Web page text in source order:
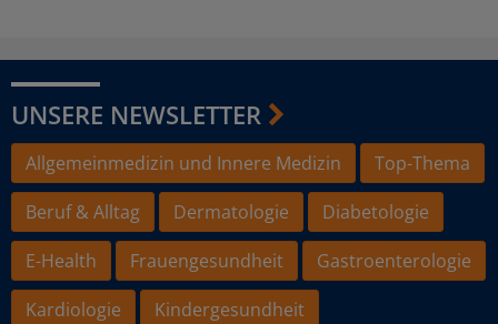
UNSERE NEWSLETTER
Allgemeinmedizin und Innere Medizin
Top-Thema
Beruf & Alltag
Dermatologie
Diabetologie
E-Health
Frauengesundheit
Gastroenterologie
Kardiologie
Kindergesundheit